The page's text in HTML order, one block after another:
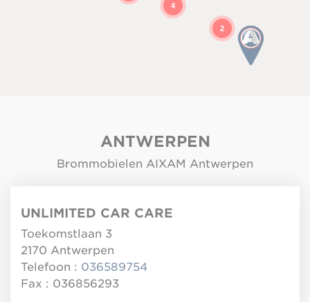
4
2
ANTWERPEN
Brommobielen AIXAM Antwerpen
UNLIMITED CAR CARE
Toekomstlaan 3
2170 Antwerpen
Telefoon : 036589754
Fax : 036856293